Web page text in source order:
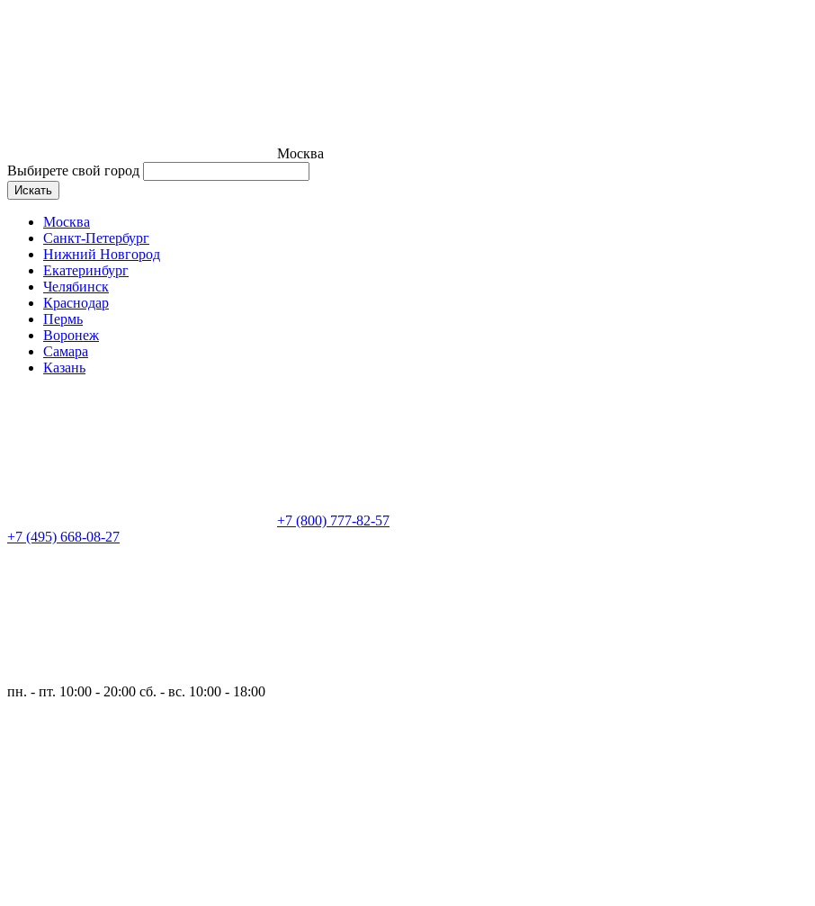
Москва
Выбирете свой город
Искать
Москва
Санкт-Петербург
Нижний Новгород
Екатеринбург
Челябинск
Краснодар
Пермь
Воронеж
Самара
Казань
+7 (800) 777-82-57
+7 (495) 668-08-27
пн. - пт. 10:00 - 20:00 сб. - вс. 10:00 - 18:00